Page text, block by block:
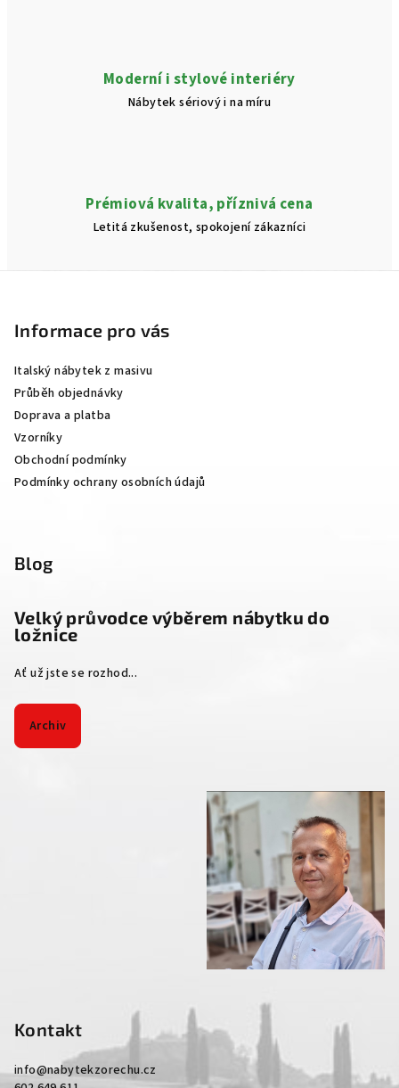
Moderní i stylové interiéry
Nábytek sériový i na míru
Prémiová kvalita, příznivá cena
Letitá zkušenost, spokojení zákazníci
Informace pro vás
Italský nábytek z masivu
Průběh objednávky
Doprava a platba
Vzorníky
Obchodní podmínky
Podmínky ochrany osobních údajů
Blog
Velký průvodce výběrem nábytku do
ložnice
Ať už jste se rozhod...
Archiv
Kontakt
info@nabytekzorechu.cz